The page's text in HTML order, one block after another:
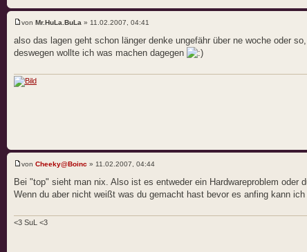
von Mr.HuLa.BuLa » 11.02.2007, 04:41
also das lagen geht schon länger denke ungefähr über ne woche oder
deswegen wollte ich was machen dagegen
von Cheeky@Boinc » 11.02.2007, 04:44
Bei "top" sieht man nix. Also ist es entweder ein Hardwareproblem oder
Wenn du aber nicht weißt was du gemacht hast bevor es anfing kann
<3 SuL <3